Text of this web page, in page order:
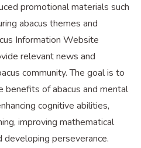
promotional materials such
abacus themes and
Information Website
relevant news and
community. The goal is to
of abacus and mental
cognitive abilities,
improving mathematical
developing perseverance.